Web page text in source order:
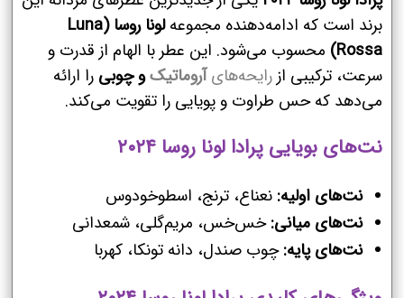
برند است که ادامه‌دهنده مجموعه
لونا روسا (Luna
Rossa) محسوب می‌شود. این عطر با الهام از قدرت و
سرعت، ترکیبی از رایحه‌هایآروماتیکو چوبی را ارائه
می‌دهد که حس طراوت و پویایی را تقویت می‌کند.
نت‌های بویایی پرادا لونا روسا ۲۰۲۴
نت‌های اولیه: نعناع، ترنج، اسطوخودوس
نت‌های میانی:خس‌خس، مریم‌گلی، شمعدانی
نت‌های پایه:چوب صندل، دانه تونکا، کهربا